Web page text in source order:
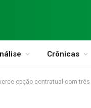
Crônicas
opção contratual com